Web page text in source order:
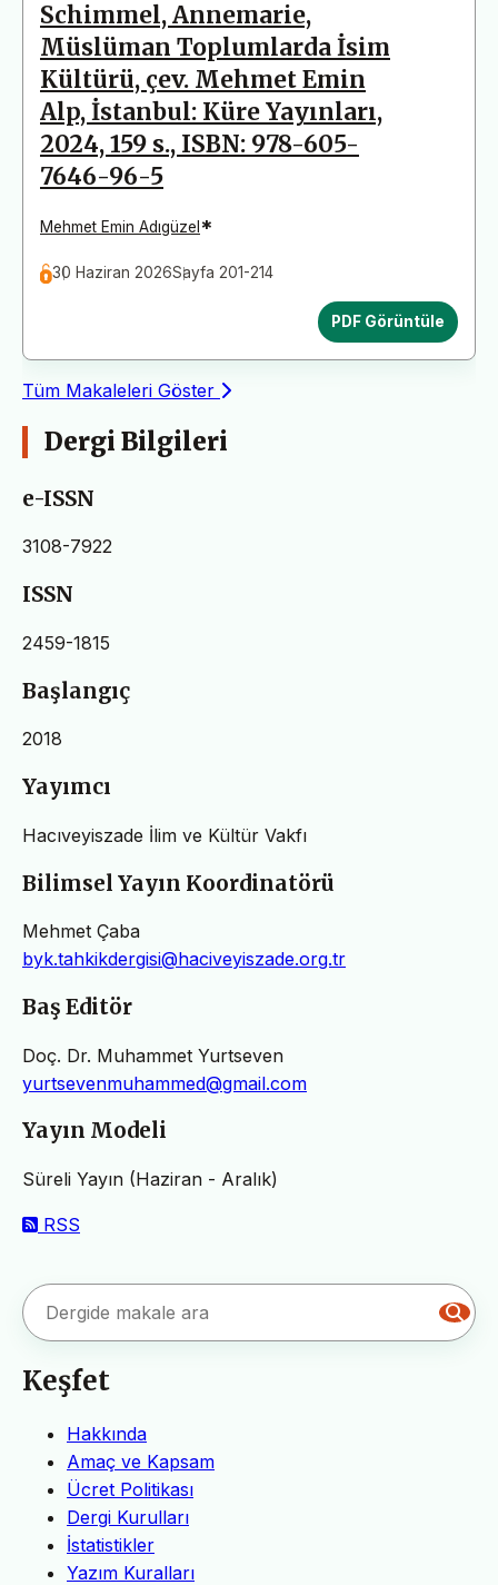
Schimmel, Annemarie,
Müslüman Toplumlarda İsim
Kültürü, çev. Mehmet Emin
Alp, İstanbul: Küre Yayınları,
2024, 159 s., ISBN: 978-605-
7646-96-5
Mehmet Emin Adıgüzel *
30 Haziran 2026Sayfa 201-214
PDF Görüntüle
Tüm Makaleleri Göster
Dergi Bilgileri
e-ISSN
3108-7922
ISSN
2459-1815
Başlangıç
2018
Yayımcı
Hacıveyiszade İlim ve Kültür Vakfı
Bilimsel Yayın Koordinatörü
Mehmet Çaba
byk.tahkikdergisi@haciveyiszade.org.tr
Baş Editör
Doç. Dr. Muhammet Yurtseven
yurtsevenmuhammed@gmail.com
Yayın Modeli
Süreli Yayın (Haziran - Aralık)
RSS
Keşfet
Hakkında
Amaç ve Kapsam
Ücret Politikası
Dergi Kurulları
İstatistikler
Yazım Kuralları